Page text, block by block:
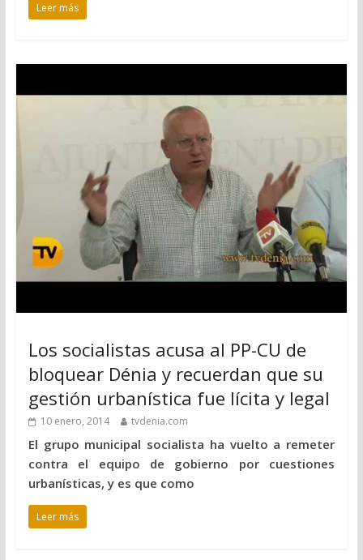
Leer más
Los socialistas acusa al PP-CU de
bloquear Dénia y recuerdan que su
gestión urbanística fue lícita y legal
10 enero, 2014 tvdenia.com
El grupo municipal socialista ha vuelto a remeter
contra el equipo de gobierno por cuestiones
urbanísticas, y es que como
Leer más